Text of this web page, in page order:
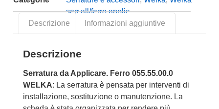
serr.all/ferro applic.
Descrizione
Informazioni aggiuntive
Descrizione
Serratura da Applicare. Ferro 055.55.00.0
WELKA: La serratura è pensata per interventi di
installazione, sostituzione o manutenzione. La